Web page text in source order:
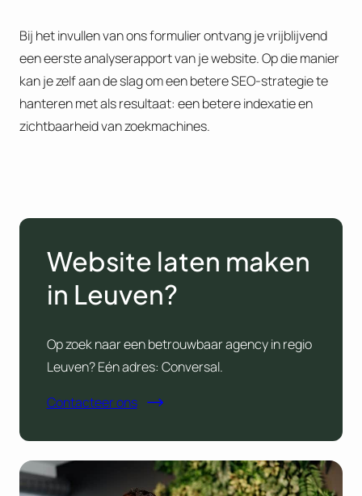
Bij het invullen van ons formulier ontvang je vrijblijvend
een eerste analyserapport van je website. Op die manier
kan je zelf aan de slag om een betere SEO-strategie te
hanteren met als resultaat: een betere indexatie en
zichtbaarheid van zoekmachines.
Website laten maken
in Leuven?
Op zoek naar een betrouwbaar agency in regio
Leuven? Eén adres: Conversal.
Contacteer ons